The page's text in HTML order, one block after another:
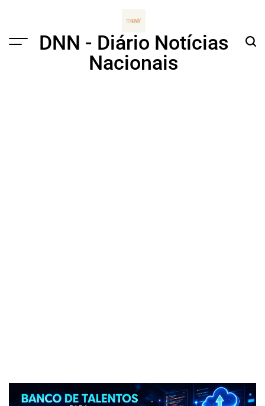
Menu
DNN - Diário Notícias
Nacionais